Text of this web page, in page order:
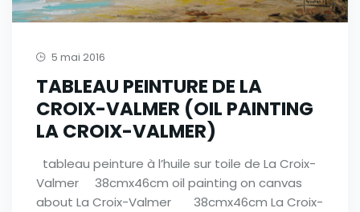
5 mai 2016
TABLEAU PEINTURE DE LA
CROIX-VALMER (OIL PAINTING
LA CROIX-VALMER)
tableau peinture à l’huile sur toile de La Croix-
Valmer 38cmx46cm oil painting on canvas
about La Croix-Valmer 38cmx46cm La Croix-